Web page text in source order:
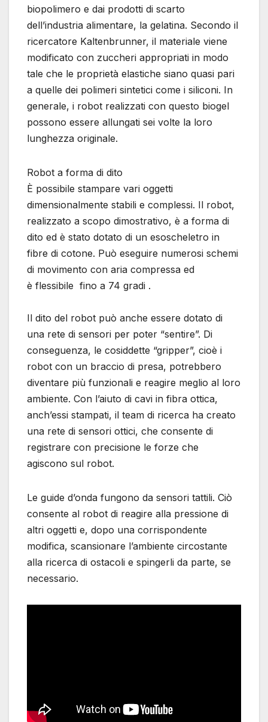
biopolimero e dai prodotti di scarto
dell’industria alimentare, la gelatina. Secondo il
ricercatore Kaltenbrunner, il materiale viene
modificato con zuccheri appropriati in modo
tale che le proprietà elastiche siano quasi pari
a quelle dei polimeri sintetici come i siliconi. In
generale, i robot realizzati con questo biogel
possono essere allungati sei volte la loro
lunghezza originale.
Robot a forma di dito
È possibile stampare vari oggetti
dimensionalmente stabili e complessi. Il robot,
realizzato a scopo dimostrativo, è a forma di
dito ed è stato dotato di un esoscheletro in
fibre di cotone. Può eseguire numerosi schemi
di movimento con aria compressa ed
è flessibile fino a 74 gradi .
Il dito del robot può anche essere dotato di
una rete di sensori per poter “sentire”. Di
conseguenza, le cosiddette “gripper”, cioè i
robot con un braccio di presa, potrebbero
diventare più funzionali e reagire meglio al loro
ambiente. Con l’aiuto di cavi in ​​fibra ottica,
anch’essi stampati, il team di ricerca ha creato
una rete di sensori ottici, che consente di
registrare con precisione le forze che
agiscono sul robot.
Le guide d’onda fungono da sensori tattili. Ciò
consente al robot di reagire alla pressione di
altri oggetti e, dopo una corrispondente
modifica, scansionare l’ambiente circostante
alla ricerca di ostacoli e spingerli da parte, se
necessario.